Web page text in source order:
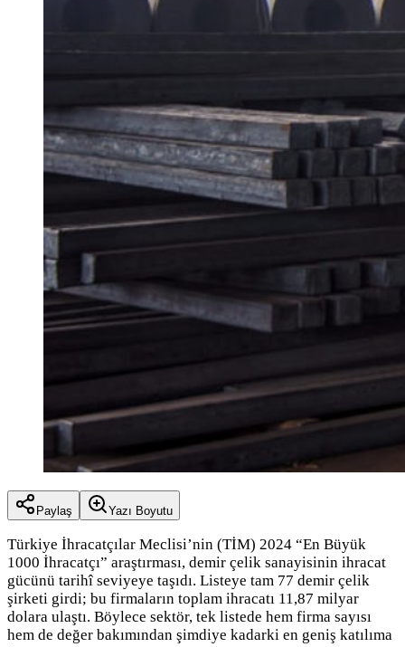
Paylaş Yazı Boyutu
Türkiye İhracatçılar Meclisi’nin (TİM) 2024 “En Büyük
1000 İhracatçı” araştırması, demir çelik sanayisinin ihracat
gücünü tarihî seviyeye taşıdı. Listeye tam 77 demir çelik
şirketi girdi; bu firmaların toplam ihracatı 11,87 milyar
dolara ulaştı. Böylece sektör, tek listede hem firma sayısı
hem de değer bakımından şimdiye kadarki en geniş katılıma